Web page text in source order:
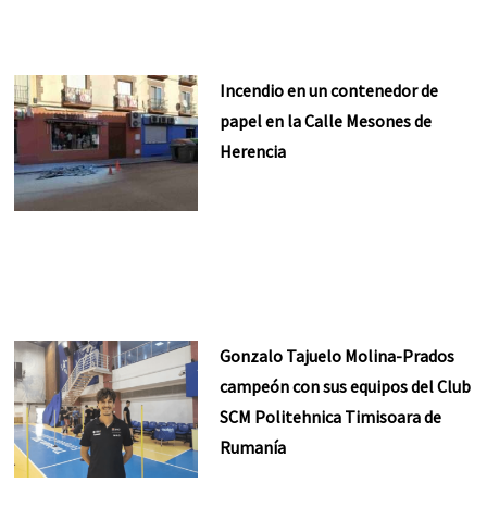
Incendio en un contenedor de
papel en la Calle Mesones de
Herencia
Gonzalo Tajuelo Molina-Prados
campeón con sus equipos del Club
SCM Politehnica Timisoara de
Rumanía